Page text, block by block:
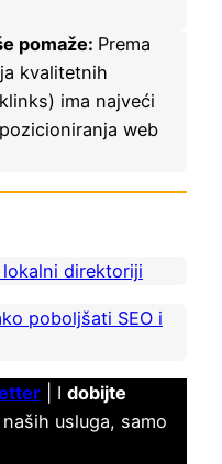
pomaže: Prema
kvalitetnih
ima najveći
web
direktoriji
poboljšati SEO i
| I dobijte
usluga, samo